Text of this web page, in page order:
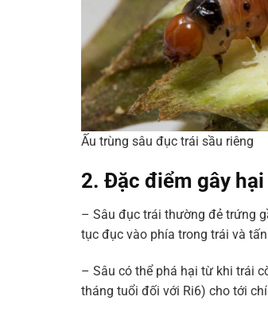
Ấu trùng sâu đục trái sầu riêng
2. Đặc điểm gây
– Sâu đục trái thường đẻ trứng
tục đục vào phía trong trái và
– Sâu có thể phá hại từ khi trái
tháng tuổi đối với Ri6) cho tới